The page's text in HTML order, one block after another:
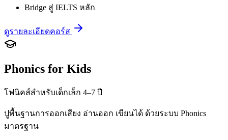
Bridge สู่ IELTS หลัก
ดูรายละเอียดคอร์ส
Phonics for Kids
โฟนิคส์สำหรับเด็กเล็ก 4–7 ปี
ปูพื้นฐานการออกเสียง อ่านออก เขียนได้ ด้วยระบบ Phonics
มาตรฐาน